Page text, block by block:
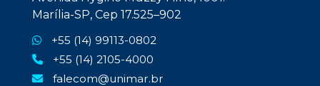
Marília-SP, Cep 17.525–902
+55 (14) 99113-0802
+55 (14) 2105-4000
falecom@unimar.br